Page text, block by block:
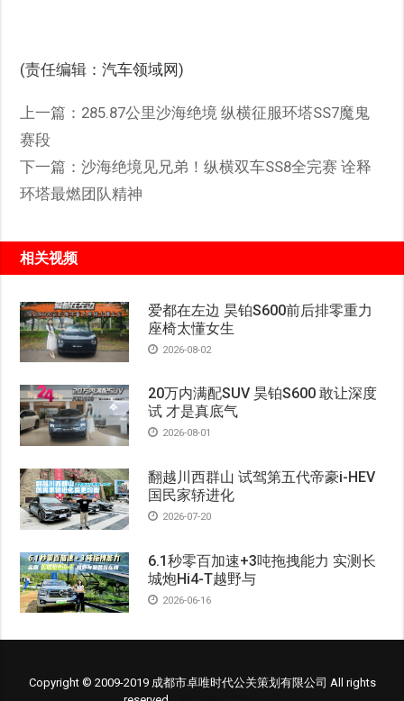
(责任编辑：汽车领域网)
上一篇： 285.87公里沙海绝境 纵横征服环塔SS7魔鬼
赛段
下一篇：沙海绝境见兄弟！纵横双车SS8全完赛 诠释
环塔最燃团队精神
相关视频
爱都在左边 昊铂S600前后排零重力
座椅太懂女生
2026-08-02
20万内满配SUV 昊铂S600 敢让深度
试 才是真底气
2026-08-01
翻越川西群山 试驾第五代帝豪i-HEV
国民家轿进化
2026-07-20
6.1秒零百加速+3吨拖拽能力 实测长
城炮Hi4-T越野与
2026-06-16
Copyright © 2009-2019 成都市卓唯时代公关策划有限公司 All rights